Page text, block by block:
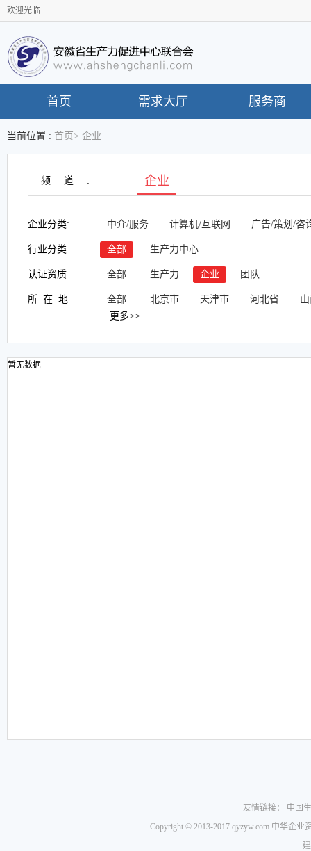
欢迎光临
首页 需求大厅 服务商
当前位置 : 首页 > 企业
频道: 企业
企业分类: 中介/服务 计算机/互联网 广告/策划/咨
行业分类: 全部 生产力中心
认证资质: 全部 生产力 企业 团队
所在地: 全部 北京市 天津市 河北省
更多>>
暂无数据
友情链接：
中国
Copyright © 2013-2017 qyzyw.com 中华企业